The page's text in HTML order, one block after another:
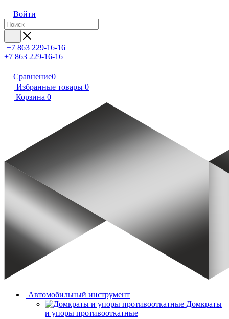
Войти
+7 863 229-16-16
+7 863 229-16-16
Сравнение0
Избранные товары 0
Корзина 0
Автомобильный инструмент
Домкраты
и упоры противооткатные